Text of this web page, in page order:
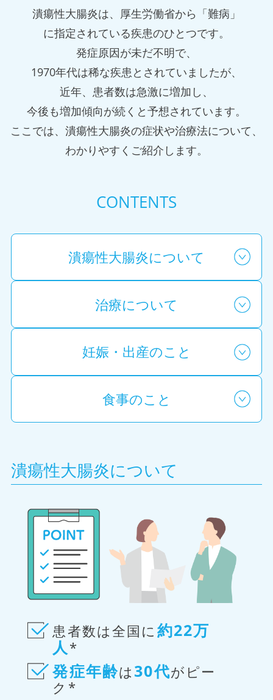
潰瘍性大腸炎は、厚生労働省から「難病」
に指定されている疾患のひとつです。
発症原因が未だ不明で、
1970年代は稀な疾患とされていましたが、
近年、患者数は急激に増加し、
今後も増加傾向が続くと予想されています。
ここでは、潰瘍性大腸炎の症状や治療法について、
わかりやすくご紹介します。
CONTENTS
潰瘍性大腸炎について
治療について
妊娠・出産のこと
食事のこと
潰瘍性大腸炎について
患者数は全国に 約22万
人 *
発症年齢は 30代がピー
ク*